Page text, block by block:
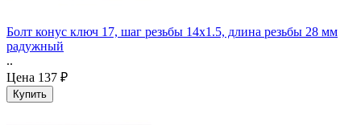
Болт конус ключ 17, шаг резьбы 14х1.5, длина резьбы 28 мм
радужный
..
Цена 137 ₽